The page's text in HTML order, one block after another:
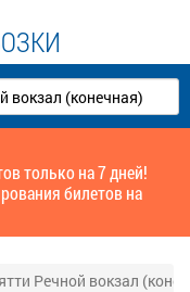
только на 7 дней!
билетов на
Речной вокзал